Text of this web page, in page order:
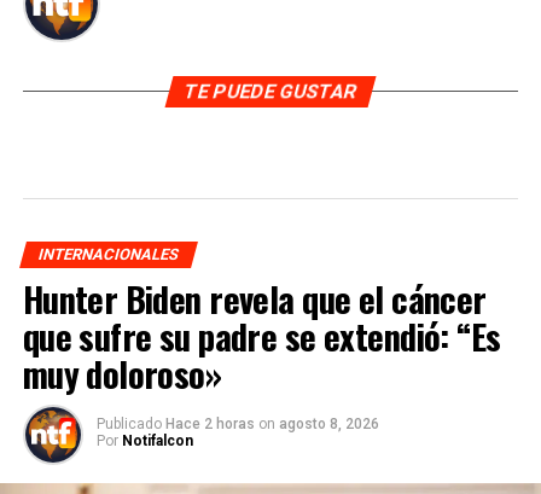
TE PUEDE GUSTAR
INTERNACIONALES
Hunter Biden revela que el cáncer
que sufre su padre se extendió: “Es
muy doloroso»
Publicado Hace 2 horas on agosto 8, 2026
Por Notifalcon